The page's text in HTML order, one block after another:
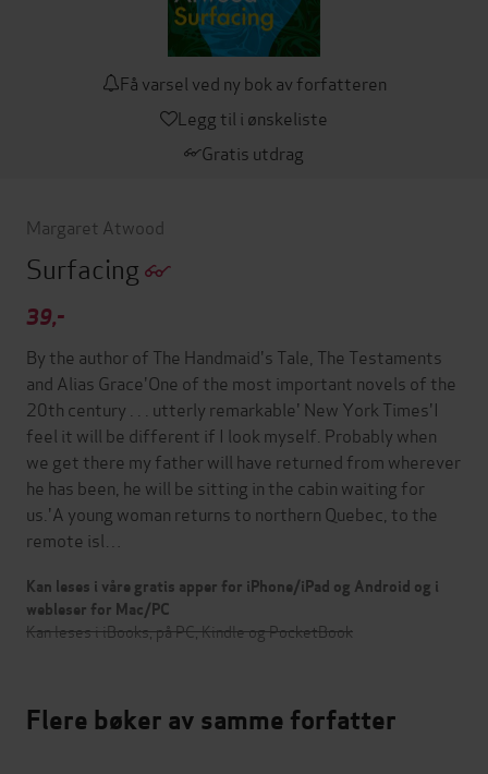
Få varsel ved ny bok av forfatteren
Legg til i ønskeliste
Gratis utdrag
Margaret Atwood
Surfacing
39,-
By the author of The Handmaid's Tale, The Testaments
and Alias Grace'One of the most important novels of the
20th century . . . utterly remarkable' New York Times'I
feel it will be different if I look myself. Probably when
we get there my father will have returned from wherever
he has been, he will be sitting in the cabin waiting for
us.'A young woman returns to northern Quebec, to the
remote isl…
Kan leses i våre gratis apper for iPhone/iPad og Android og i
webleser for Mac/PC
Kan leses i iBooks, på PC, Kindle og PocketBook
Flere bøker av samme forfatter